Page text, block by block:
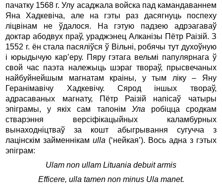
пачатку 1568 г. Улу асаджала войска пад камандаваннем
Яна Хадкевіча, але на гэты раз дасягнуць поспеху
ліцвінам не ўдалося. На гэтую падзею адрэагаваў
доктар абодвух праў, ураджэнец Алканізы Пётр Раізій. З
1552 г. ён стала пасяліўся ў Вільні, робячы тут духоўную
і юрыдычую кар’еру. Пяру гэтага вельмі папулярнага ў
свой час паэта належыць шэраг твораў, прысвечаных
найбуйнейшым магнатам краіны, у тым ліку – Яну
Геранімавічу Хадкевічу. Сярод іншых твораў,
адрасаваных магнату, Пётр Раізій напісаў чатыры
эпіграмы, у якіх сам тапонім Ула робіцца сродкам
стварэння версіфікацыйных каламбурных
вынаходніцтваў за кошт абыгрывання сугучча з
лацінскім займеннікамulla (‘нейкая’). Вось адна з гэтых
эпіграм:
Ulam non ullam Lituania debuit armis
Efficere, ulla tamen non minus Ula manet.